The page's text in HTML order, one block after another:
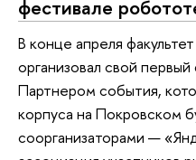
фестивале
В конце апреля
организовал свой
Партнером события,
корпуса на Покровском
соорганизаторами —